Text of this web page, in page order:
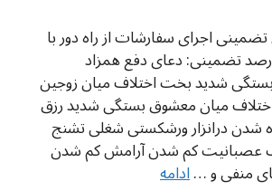
اجرای سفارشات از راه دور با
گذاری ۱۰۰ درصد تضمینی: دعای دفع همزاد
شدید بخت اختلاف میان زوجین
اختلاف میان معشوق بستگی شدید رزق
شدن درانزار ورشکستی شغلی تشنج
کم شدن آرامش کم شدن
منفی و …ادامه